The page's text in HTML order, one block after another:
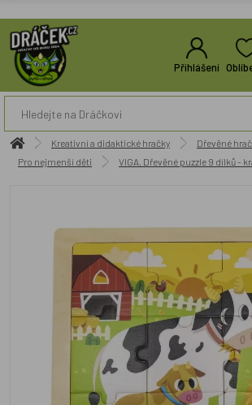
Přihlášení
Kreativní a didaktické hračky
Dřevěné
Pro nejmenší děti
VIGA, Dřevěné puzzle 9 dílků -